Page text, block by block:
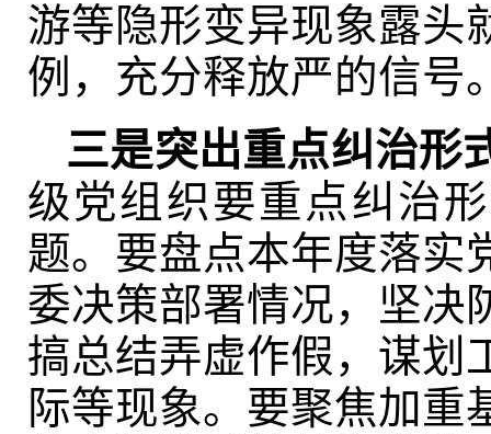
游等隐形变异现象露头
例，充分释放严的信号
三是突出重点纠治形
级党组织要重点纠治
题。要盘点本年度落实
委决策部署情况，坚决
搞总结弄虚作假，谋划
际等现象。要聚焦加重